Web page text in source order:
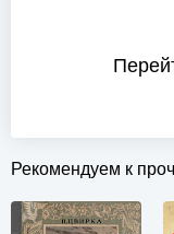
Рекомендуем к